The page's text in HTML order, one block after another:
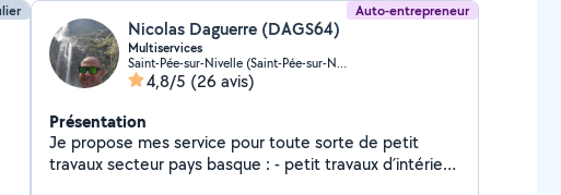
Auto-entrepreneur
Nicolas Daguerre (DAGS64)
Multiservices
Saint-Pée-sur-Nivelle (Saint-Pée-sur-Nivelle)
4,8/5 (26 avis)
Présentation
Je propose mes service pour toute sorte de petit
travaux secteur pays basque : - petit travaux d´intérieur